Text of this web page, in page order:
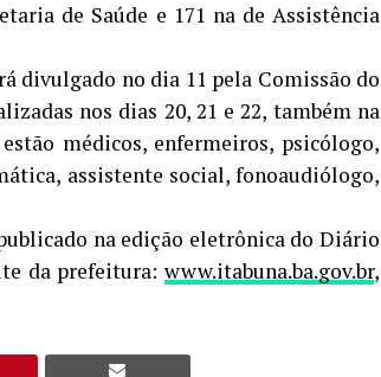
de Saúde e 171 na de Assistência
divulgado no dia 11 pela Comissão do
nos dias 20, 21 e 22, também na
médicos, enfermeiros, psicólogo,
assistente social, fonoaudiólogo,
na edição eletrônica do Diário
da prefeitura:www.itabuna.ba.gov.br,